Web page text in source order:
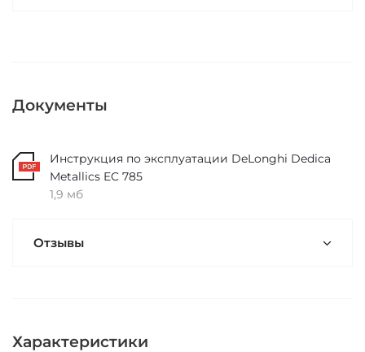
Документы
Инструкция по эксплуатации DeLonghi Dedica
Metallics EC 785
1,9 мб
Отзывы
Характеристики